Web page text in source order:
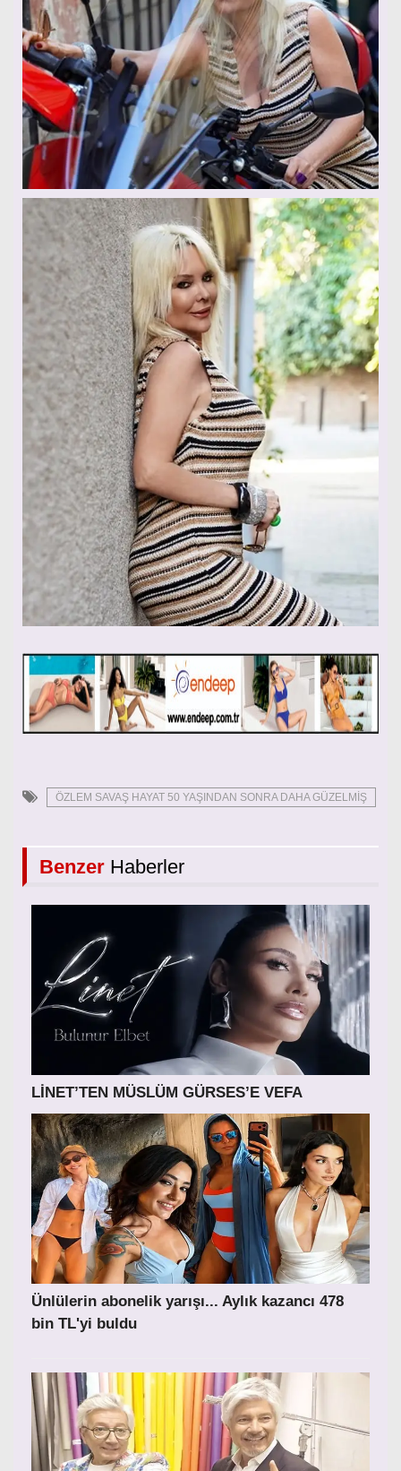
ÖZLEM SAVAŞ HAYAT 50 YAŞINDAN SONRA DAHA GÜZELMİŞ
Benzer Haberler
LİNET’TEN MÜSLÜM GÜRSES’E VEFA
Ünlülerin abonelik yarışı... Aylık kazancı 478
bin TL'yi buldu